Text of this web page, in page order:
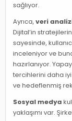
sağlıyor.
Ayrıca,veri
Dijital’in
sayesinde,
inceleniyor ve
hazırlanıyor.
tercihlerini daha
ve hedeflenmiş
Sosyal medya
yaklaşımı var.